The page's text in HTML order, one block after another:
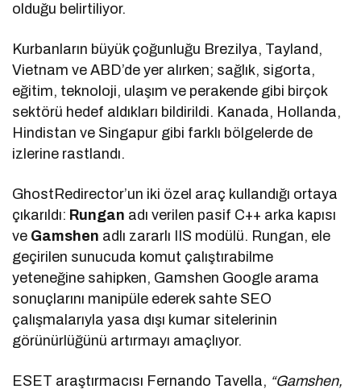
olduğu belirtiliyor.
Kurbanların büyük çoğunluğu Brezilya, Tayland,
Vietnam ve ABD’de yer alırken; sağlık, sigorta,
eğitim, teknoloji, ulaşım ve perakende gibi birçok
sektörü hedef aldıkları bildirildi. Kanada, Hollanda,
Hindistan ve Singapur gibi farklı bölgelerde de
izlerine rastlandı.
GhostRedirector’un iki özel araç kullandığı ortaya
çıkarıldı: Rungan adı verilen pasif C++ arka kapısı
ve Gamshen adlı zararlı IIS modülü. Rungan, ele
geçirilen sunucuda komut çalıştırabilme
yeteneğine sahipken, Gamshen Google arama
sonuçlarını manipüle ederek sahte SEO
çalışmalarıyla yasa dışı kumar sitelerinin
görünürlüğünü artırmayı amaçlıyor.
ESET araştırmacısı Fernando Tavella, “Gamshen,